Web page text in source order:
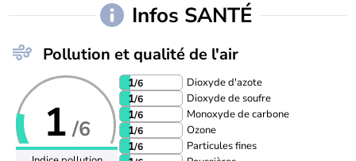
Infos SANTÉ
Pollution et qualité de l'air
1 /6
1/6 Dioxyde d'azote
1/6 Dioxyde de soufre
1/6 Monoxyde de carbone
1/6 Ozone
1/6 Particules fines